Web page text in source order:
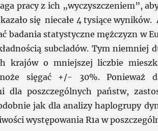
pracy z ich „wyczyszczeniem”,
się niecałe 4 tysiące
badania statystyczne mężczyzn w
subcladów. Tym niemniej
krajów o mniejszej liczbie
sięgać +/- 30%. Ponieważ
dla poszczególnych państw,
jak dla analizy haplogrupy
występowania R1a w